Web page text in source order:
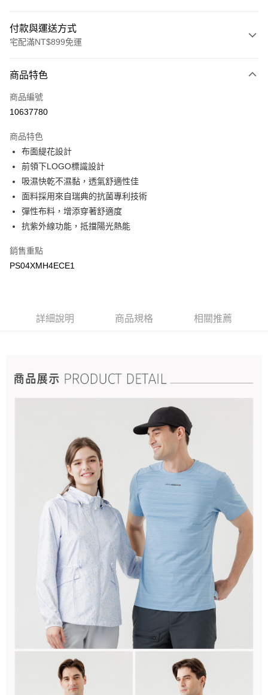
付款與運送方式
宅配滿NT$899免運
信用卡一次付款
LINE Pay
悠遊付
Google Pay
運送方式
宅配(離島)
商品特色
商品編號
10637780
商品特色
布面緹花設計
前領下LOGO標識設計
吸濕快乾不濕黏，透氣舒適性佳
面料採用來自瑞典的抗菌專利技術
彈性布料，增添穿著舒適度
抗紫外線功能，抵擋陽光熱能
銷售重點
PS04XMH4ECE1
詳細說明 商品規格 相關推薦